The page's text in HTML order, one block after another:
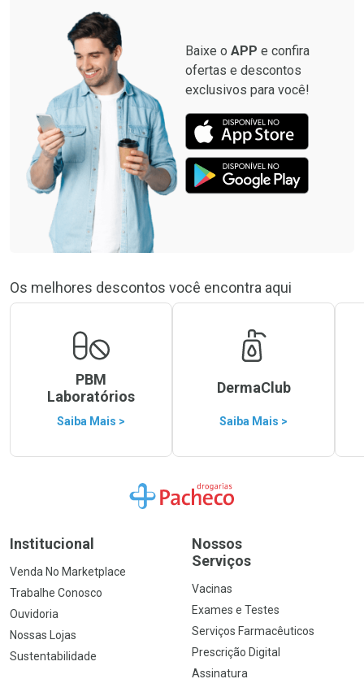
Baixe o APP e confira
ofertas e descontos
exclusivos para você!
Os melhores descontos você encontra aqui
PBM
Laboratórios
Saiba Mais >
DermaClub
Saiba Mais >
Ir para a Home
Institucional
Venda No Marketplace
Trabalhe Conosco
Ouvidoria
Nossas Lojas
Sustentabilidade
Nossos
Serviços
Vacinas
Exames e Testes
Serviços Farmacêuticos
Prescrição Digital
Assinatura